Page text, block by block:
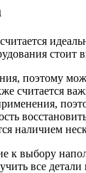
стоит
поэтому
считается
наличием
к выбору
все